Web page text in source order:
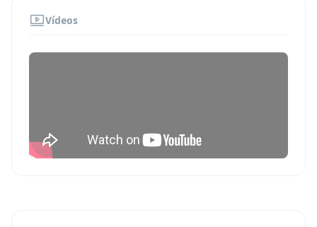
de los numerosos monumentos y actividades
están interesados en aprender sobre nuevas
Unión Europea.
destacados
Vídeos